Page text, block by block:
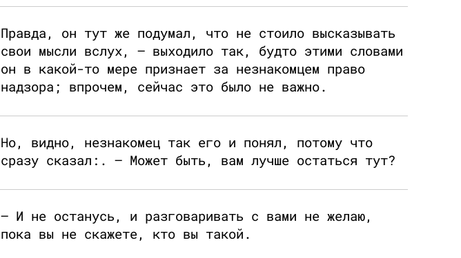
Правда, он тут же подумал, что не стоило высказывать
свои мысли вслух, – выходило так, будто этими словами
он в какой-то мере признает за незнакомцем право
надзора; впрочем, сейчас это было не важно.
Но, видно, незнакомец так его и понял, потому что
сразу сказал:. – Может быть, вам лучше остаться тут?
– И не останусь, и разговаривать с вами не желаю,
пока вы не скажете, кто вы такой.